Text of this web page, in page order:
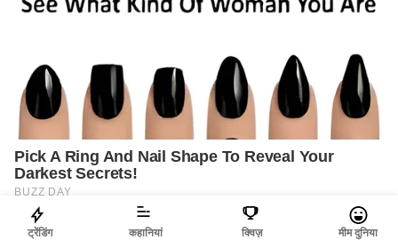
ट्रेंडिंग कहानियां क्विज़ मीम दुनिया